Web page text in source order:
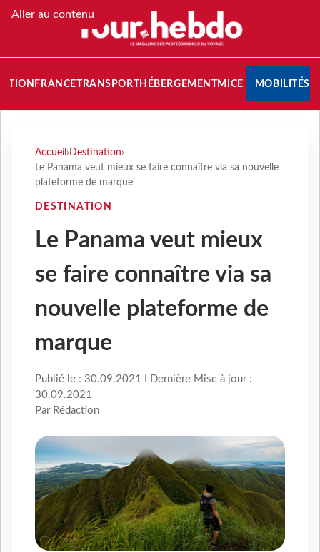
Aller au contenu
FRANCETRANSPORT HÉBERGEMENTMICE MOBILITÉS
Accueil › Destination›
Le Panama veut mieux se faire connaître via sa nouvelle
plateforme de marque
DESTINATION
Le Panama veut mieux
se faire connaître via sa
nouvelle plateforme de
marque
Publié le : 30.09.2021 I Dernière Mise à jour :
30.09.2021
Par Rédaction